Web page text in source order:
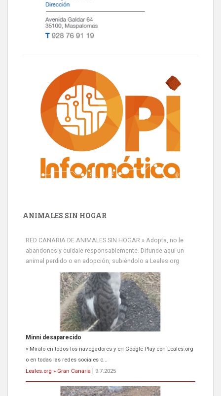
ANIMALES SIN HOGAR
RED CANARIA DE ANIMALES SIN HOGAR » Adopta, no le
abandones y cuídale responsablemente. Difunde aquí un
animal perdido o en adopción, subiéndolo a Leales.org
Minni desaparecido
» Míralo en todos los navegadores y en Google Play con Leales.org
o en todas las redes sociales c...
Leales.org » Gran Canaria
9.7.2025